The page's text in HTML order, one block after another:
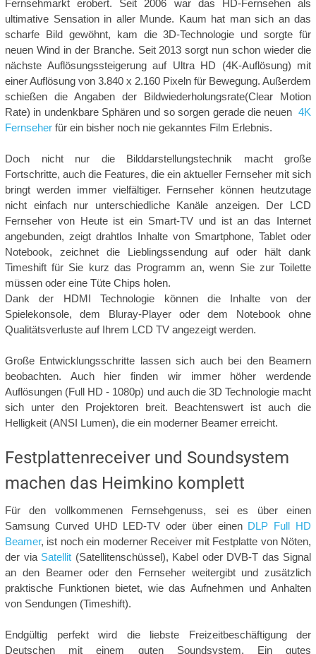
Fernsehmarkt erobert. Seit 2006 war das HD-Fernsehen als
ultimative Sensation in aller Munde. Kaum hat man sich an das
scharfe Bild gewöhnt, kam die 3D-Technologie und sorgte für
neuen Wind in der Branche. Seit 2013 sorgt nun schon wieder die
nächste Auflösungssteigerung auf Ultra HD (4K-Auflösung) mit
einer Auflösung von 3.840 x 2.160 Pixeln für Bewegung. Außerdem
schießen die Angaben der Bildwiederholungsrate(Clear Motion
Rate) in undenkbare Sphären und so sorgen gerade die neuen 4K
Fernseher für ein bisher noch nie gekanntes Film Erlebnis.
Doch nicht nur die Bilddarstellungstechnik macht große
Fortschritte, auch die Features, die ein aktueller Fernseher mit sich
bringt werden immer vielfältiger. Fernseher können heutzutage
nicht einfach nur unterschiedliche Kanäle anzeigen. Der LCD
Fernseher von Heute ist ein Smart-TV und ist an das Internet
angebunden, zeigt drahtlos Inhalte von Smartphone, Tablet oder
Notebook, zeichnet die Lieblingssendung auf oder hält dank
Timeshift für Sie kurz das Programm an, wenn Sie zur Toilette
müssen oder eine Tüte Chips holen.
Dank der HDMI Technologie können die Inhalte von der
Spielekonsole, dem Bluray-Player oder dem Notebook ohne
Qualitätsverluste auf Ihrem LCD TV angezeigt werden.
Große Entwicklungsschritte lassen sich auch bei den Beamern
beobachten. Auch hier finden wir immer höher werdende
Auflösungen (Full HD - 1080p) und auch die 3D Technologie macht
sich unter den Projektoren breit. Beachtenswert ist auch die
Helligkeit (ANSI Lumen), die ein moderner Beamer erreicht.
Festplattenreceiver und Soundsystem
machen das Heimkino komplett
Für den vollkommenen Fernsehgenuss, sei es über einen
Samsung Curved UHD LED-TV oder über einen DLP Full HD
Beamer, ist noch ein moderner Receiver mit Festplatte von Nöten,
der via Satellit (Satellitenschüssel), Kabel oder DVB-T das Signal
an den Beamer oder den Fernseher weitergibt und zusätzlich
praktische Funktionen bietet, wie das Aufnehmen und Anhalten
von Sendungen (Timeshift).
Endgültig perfekt wird die liebste Freizeitbeschäftigung der
Deutschen mit einem guten Soundsystem. Ein gutes